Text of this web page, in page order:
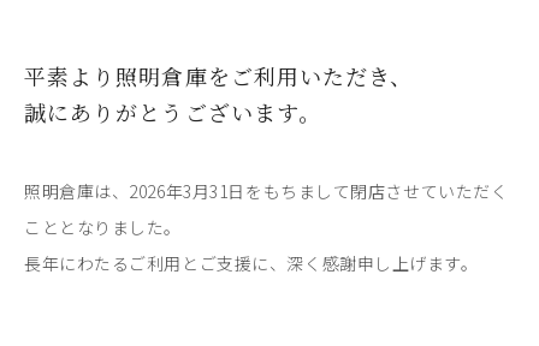
平素より照明倉庫をご利用いただき、
誠にありがとうございます。
照明倉庫は、2026年3月31日をもちまして閉店させていただく
こととなりました。
長年にわたるご利用とご支援に、深く感謝申し上げます。